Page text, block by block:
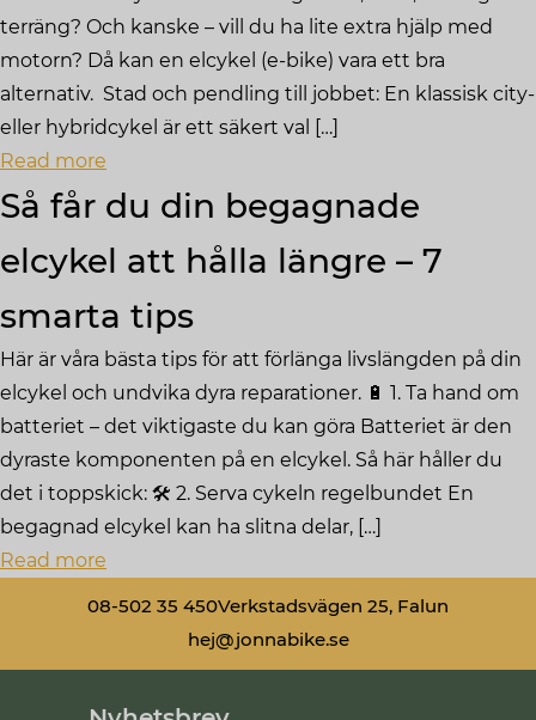
terräng? Och kanske – vill du ha lite extra hjälp med
motorn? Då kan en elcykel (e-bike) vara ett bra
alternativ. Stad och pendling till jobbet: En klassisk city-
eller hybridcykel är ett säkert val […]
Read more
Så får du din begagnade
elcykel att hålla längre – 7
smarta tips
Här är våra bästa tips för att förlänga livslängden på din
elcykel och undvika dyra reparationer. 🔋 1. Ta hand om
batteriet – det viktigaste du kan göra Batteriet är den
dyraste komponenten på en elcykel. Så här håller du
det i toppskick: 🛠️ 2. Serva cykeln regelbundet En
begagnad elcykel kan ha slitna delar, […]
Read more
08-502 35 450Verkstadsvägen 25, Falun
hej@jonnabike.se